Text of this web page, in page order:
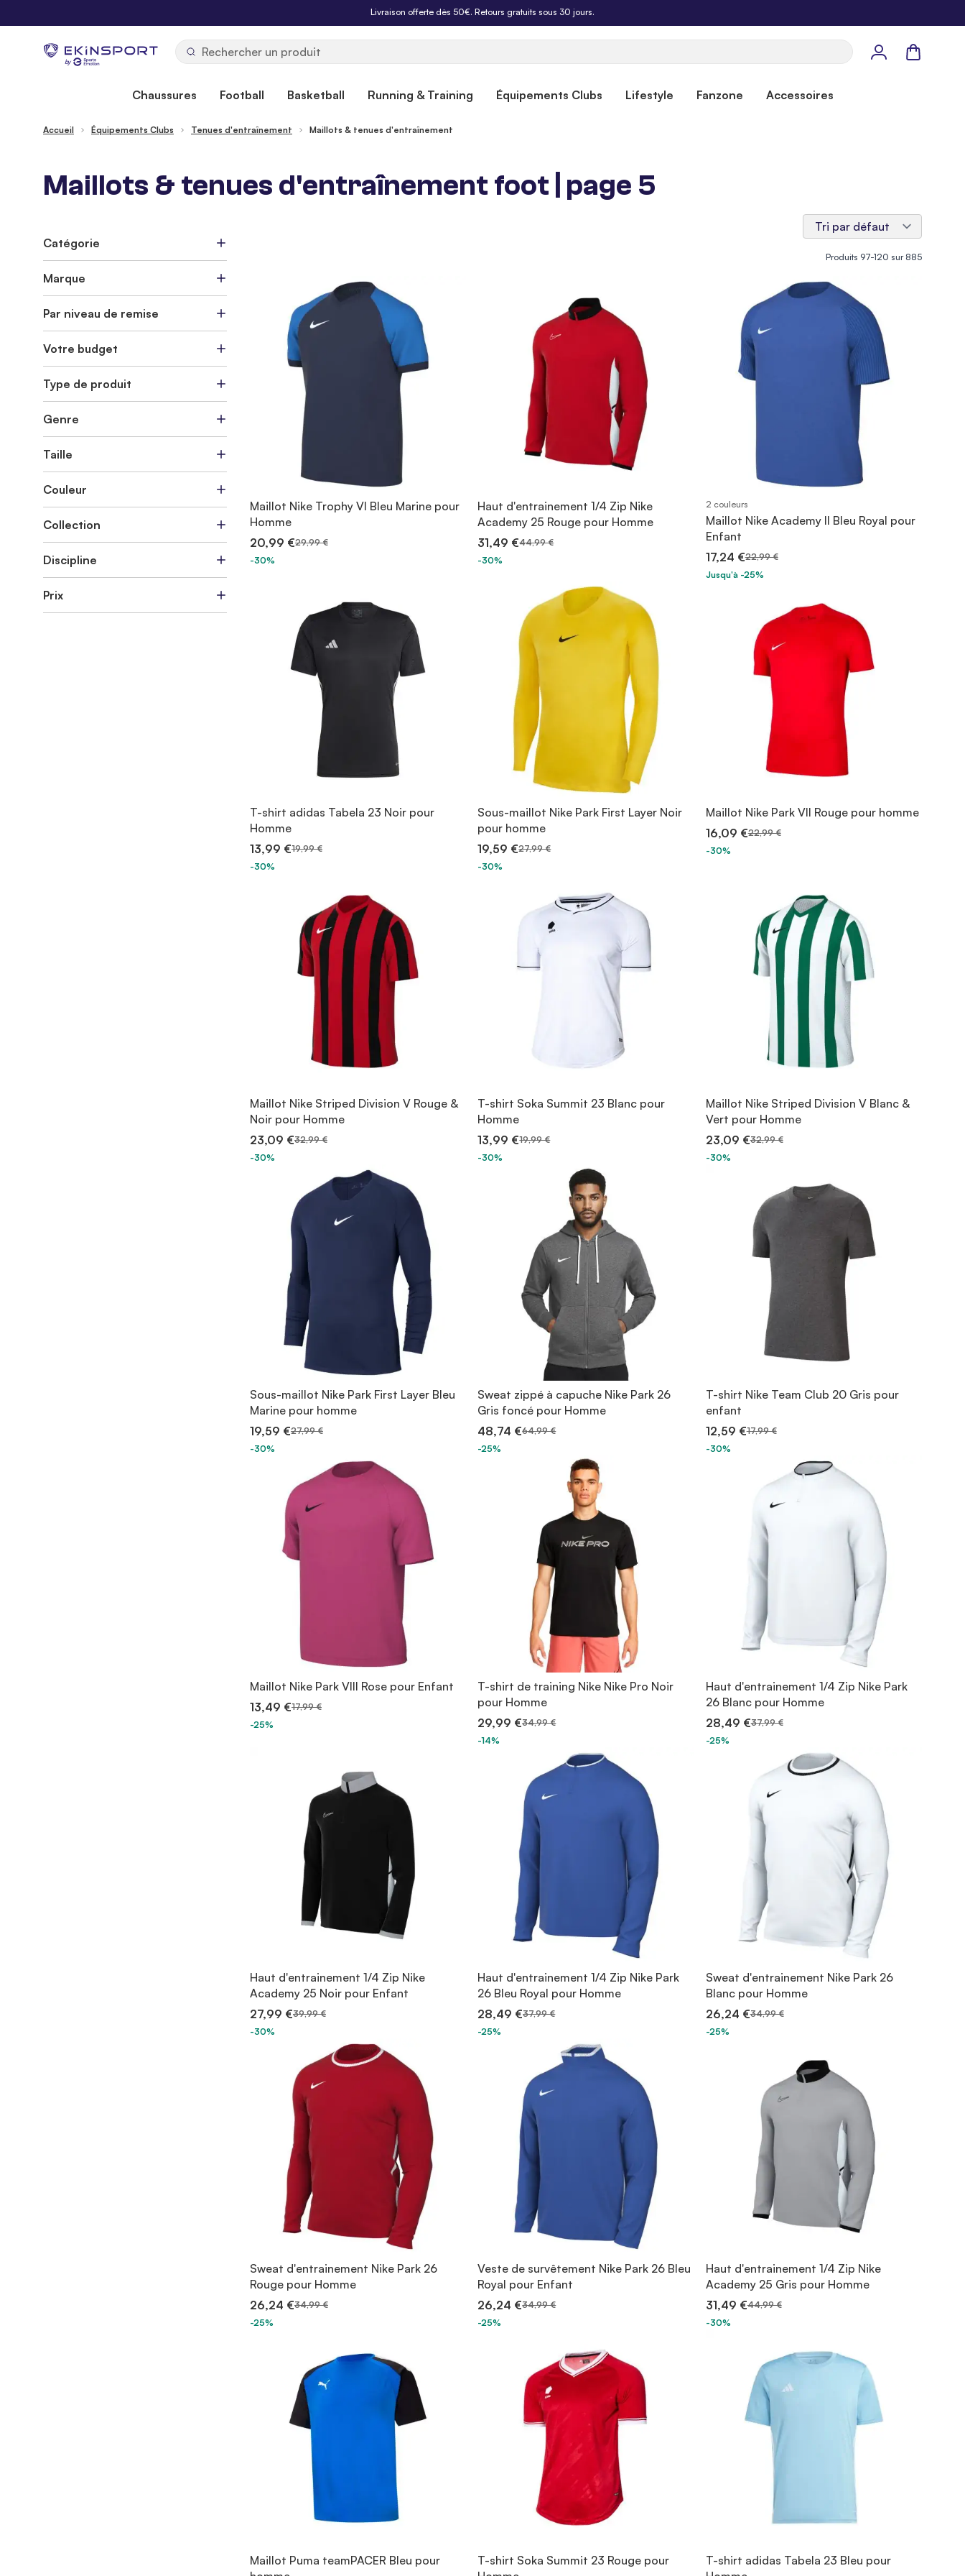
Livraison offerte dès 50€. Retours gratuits sous 30 jours.
by
Panier
Chaussures Football Basketball Running & Training Équipements Clubs Lifestyle Fanzone Accessoires
Accueil Équipements Clubs Tenues d'entraînement Maillots & tenues d'entraînement
Maillots & tenues d'entraînement foot | page 5
Produits 97-120 sur885
Maillot Nike Trophy VI Bleu Marine pour
Homme
20,99 €29,99 €
-30%
Haut d'entrainement 1/4 Zip Nike
Academy 25 Rouge pour Homme
31,49 €44,99 €
-30%
2 couleurs
Maillot Nike Academy II Bleu Royal pour
Enfant
17,24 €22,99 €
Jusqu'à -25%
T-shirt adidas Tabela 23 Noir pour
Homme
13,99 €19,99 €
-30%
Sous-maillot Nike Park First Layer Noir
pour homme
19,59 €27,99 €
-30%
Maillot Nike Park VII Rouge pour homme
16,09 €22,99 €
-30%
Maillot Nike Striped Division V Rouge &
Noir pour Homme
23,09 €32,99 €
-30%
T-shirt Soka Summit 23 Blanc pour
Homme
13,99 €19,99 €
-30%
Maillot Nike Striped Division V Blanc &
Vert pour Homme
23,09 €32,99 €
-30%
Sous-maillot Nike Park First Layer Bleu
Marine pour homme
19,59 €27,99 €
-30%
Sweat zippé à capuche Nike Park 26
Gris foncé pour Homme
48,74 €64,99 €
-25%
T-shirt Nike Team Club 20 Gris pour
enfant
12,59 €17,99 €
-30%
Maillot Nike Park VIII Rose pour Enfant
13,49 €17,99 €
-25%
T-shirt de training Nike Nike Pro Noir
pour Homme
29,99 €34,99 €
-14%
Haut d'entrainement 1/4 Zip Nike Park
26 Blanc pour Homme
28,49 €37,99 €
-25%
Haut d'entrainement 1/4 Zip Nike
Academy 25 Noir pour Enfant
27,99 €39,99 €
-30%
Haut d'entrainement 1/4 Zip Nike Park
26 Bleu Royal pour Homme
28,49 €37,99 €
-25%
Sweat d'entrainement Nike Park 26
Blanc pour Homme
26,24 €34,99 €
-25%
Sweat d'entrainement Nike Park 26
Rouge pour Homme
26,24 €34,99 €
-25%
Veste de survêtement Nike Park 26 Bleu
Royal pour Enfant
26,24 €34,99 €
-25%
Haut d'entrainement 1/4 Zip Nike
Academy 25 Gris pour Homme
31,49 €44,99 €
-30%
Maillot Puma teamPACER Bleu pour
T-shirt Soka Summit 23 Rouge pour
T-shirt adidas Tabela 23 Bleu pour
Catégorie
Marque
Par niveau de remise
Votre budget
Type de produit
Genre
Taille
Couleur
Collection
Discipline
Prix